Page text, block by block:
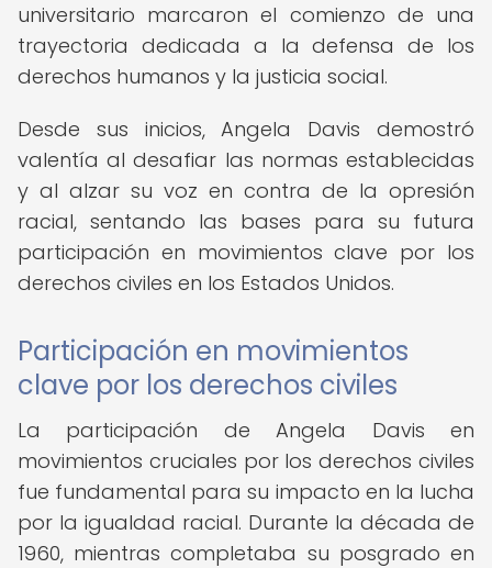
universitario marcaron el comienzo de una
trayectoria dedicada a la defensa de los
derechos humanos y la justicia social.
Desde sus inicios, Angela Davis demostró
valentía al desafiar las normas establecidas
y al alzar su voz en contra de la opresión
racial, sentando las bases para su futura
participación en movimientos clave por los
derechos civiles en los Estados Unidos.
Participación en movimientos
clave por los derechos civiles
La participación de Angela Davis en
movimientos cruciales por los derechos civiles
fue fundamental para su impacto en la lucha
por la igualdad racial. Durante la década de
1960, mientras completaba su posgrado en